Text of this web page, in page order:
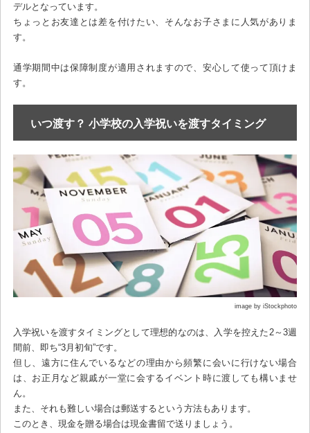
デルとなっています。
ちょっとお友達とは差を付けたい、そんなお子さまに人気がありま
す。
通学期間中は保障制度が適用されますので、安心して使って頂けま
す。
いつ渡す？ 小学校の入学祝いを渡すタイミング
image by iStockphoto
入学祝いを渡すタイミングとして理想的なのは、入学を控えた2～3週
間前、即ち“3月初旬”です。
但し、遠方に住んでいるなどの理由から頻繁に会いに行けない場合
は、お正月など親戚が一堂に会するイベント時に渡しても構いませ
ん。
また、それも難しい場合は郵送するという方法もあります。
このとき、現金を贈る場合は現金書留で送りましょう。